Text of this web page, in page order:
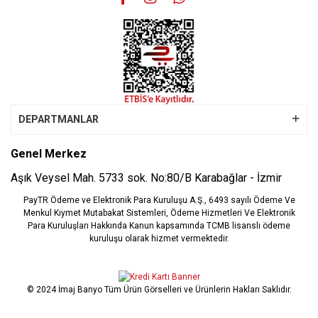
Gönder
DEPARTMANLAR
Genel Merkez
Aşık Veysel Mah. 5733 sok. No:80/B Karabağlar - İzmir
PayTR Ödeme ve Elektronik Para Kuruluşu A.Ş., 6493 sayılı Ödeme Ve
Menkul Kıymet Mutabakat Sistemleri, Ödeme Hizmetleri Ve Elektronik
Para Kuruluşları Hakkında Kanun kapsamında TCMB lisanslı ödeme
kuruluşu olarak hizmet vermektedir.
© 2024 İmaj Banyo Tüm Ürün Görselleri ve Ürünlerin Hakları Saklıdır.